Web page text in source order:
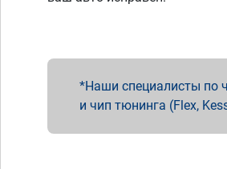
Наши специалисты по
и чип тюнинга (Flex,